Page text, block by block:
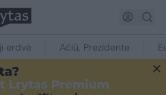
erdvė Ačiū, Prezidente